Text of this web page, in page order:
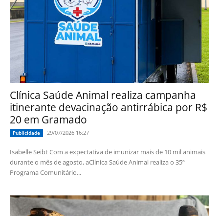
Clínica Saúde Animal realiza campanha
itinerante devacinação antirrábica por R$
20 em Gramado
Publicidade 29/07/2026 16:27
Isabelle Seibt Com a expectativa de imunizar mais de 10 mil animais
durante o mês de agosto, aClínica Saúde Animal realiza o 35º
Programa Comunitário...